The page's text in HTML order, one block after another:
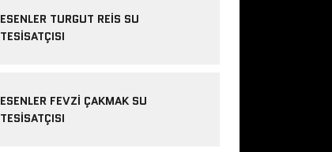
ESENLER TURGUT REIS SU
TESISATÇISI
ESENLER FEVZI ÇAKMAK SU
TESISATÇISI